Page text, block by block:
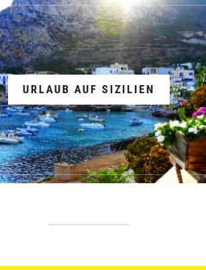
URLAUB AUF SIZILIEN